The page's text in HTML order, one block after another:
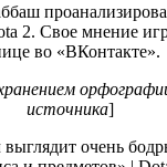
2. Свое мнение
во «ВКонтакте».
источника]